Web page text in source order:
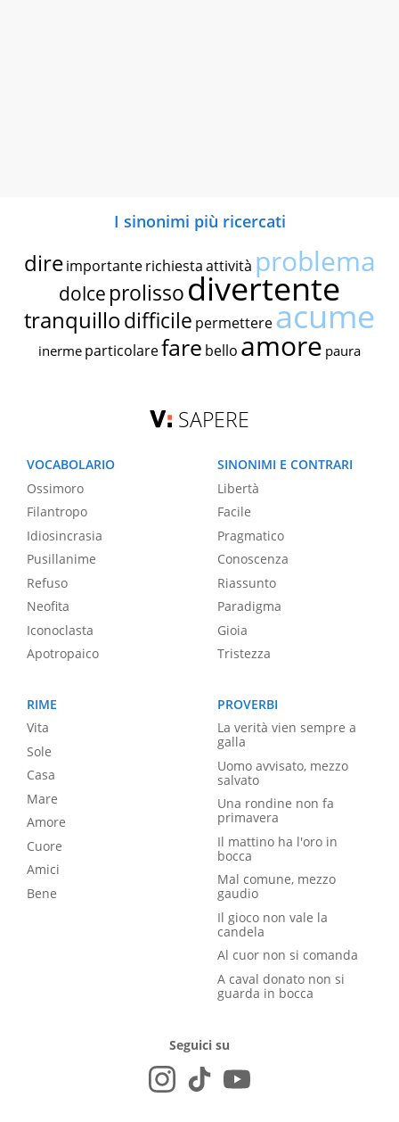
I sinonimi più ricercati
dire importante richiestaattività problema
dolce prolissodivertente
tranquillodifficile permettereacume
inerme particolarefare bello amore paura
SAPERE
VOCABOLARIO
Ossimoro
Filantropo
Idiosincrasia
Pusillanime
Refuso
Neofita
Iconoclasta
Apotropaico
SINONIMI E CONTRARI
Libertà
Facile
Pragmatico
Conoscenza
Riassunto
Paradigma
Gioia
Tristezza
RIME
Vita
Sole
Casa
Mare
Amore
Cuore
Amici
Bene
PROVERBI
La verità vien sempre a
galla
Uomo avvisato, mezzo
salvato
Una rondine non fa
primavera
Il mattino ha l'oro in
bocca
Mal comune, mezzo
gaudio
Il gioco non vale la
candela
Al cuor non si comanda
A caval donato non si
guarda in bocca
Seguici su